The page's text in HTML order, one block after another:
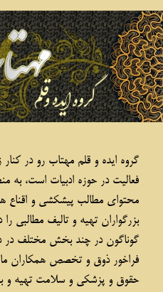
غزال وحشی
۱ ۲ ۳ ۴ ۵
گروه ایده و قلم مهتاب رو در
فعالیت در حوزه ادبیات است، به
محتوای مطالب پیشکشی و اقناع
بزرگواران تهیه و تالیف
گوناگون در چند بخش مختلف در
فراخور ذوق و تخصص همکاران
حقوق و پزشکی و سلامت تهیه و